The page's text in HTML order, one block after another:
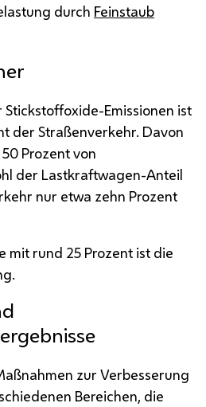
durch Feinstaub
Emissionen ist
der Straßenverkehr. Davon
Prozent von
der Lastkraftwagen-Anteil
nur etwa zehn Prozent
mit rund 25 Prozent ist die
zur Verbesserung
Bereichen, die